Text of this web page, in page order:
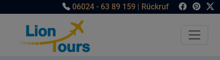
06024 - 63 89 159 | Rückruf